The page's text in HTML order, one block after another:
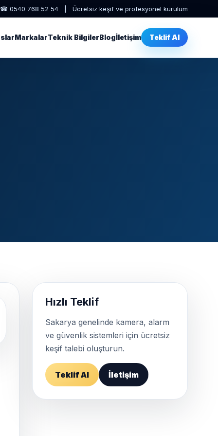
☎ 0540 768 52 54 | Ücretsiz keşif ve profesyonel kurulum
MarkalarTeknik BilgilerBlogİletişim Teklif Al
Hızlı Teklif
Sakarya genelinde kamera, alarm
ve güvenlik sistemleri için ücretsiz
keşif talebi oluşturun.
Teklif Al İletişim